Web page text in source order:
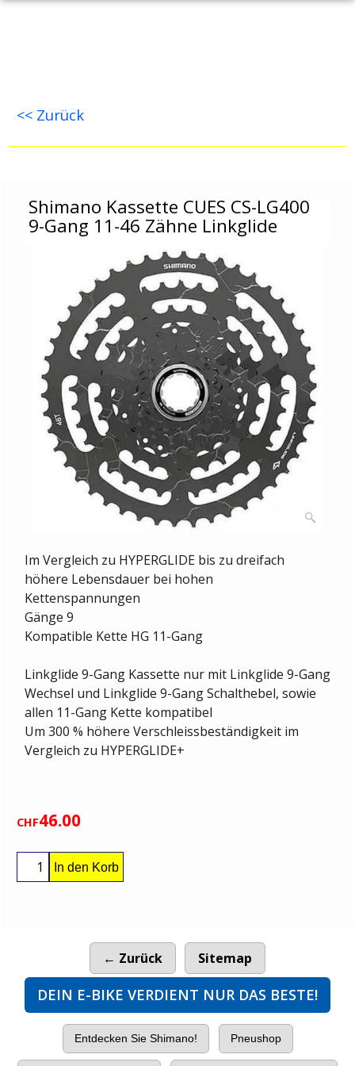
<< Zurück
Shimano Kassette CUES CS-LG400
9-Gang 11-46 Zähne Linkglide
Im Vergleich zu HYPERGLIDE bis zu dreifach
höhere Lebensdauer bei hohen
Kettenspannungen
Gänge 9
Kompatible Kette HG 11-Gang
Linkglide 9-Gang Kassette nur mit Linkglide 9-Gang
Wechsel und Linkglide 9-Gang Schalthebel, sowie
allen 11-Gang Kette kompatibel
Um 300 % höhere Verschleissbeständigkeit im
Vergleich zu HYPERGLIDE+
CHF46.00
In den Korb
← Zurück Sitemap
DEIN E-BIKE VERDIENT NUR DAS BESTE!
Entdecken Sie Shimano! Pneushop